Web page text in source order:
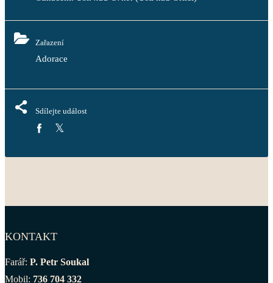
Zařazení
Adorace
Sdílejte událost
KONTAKT
Farář: P. Petr Soukal
Mobil: 736 704 332